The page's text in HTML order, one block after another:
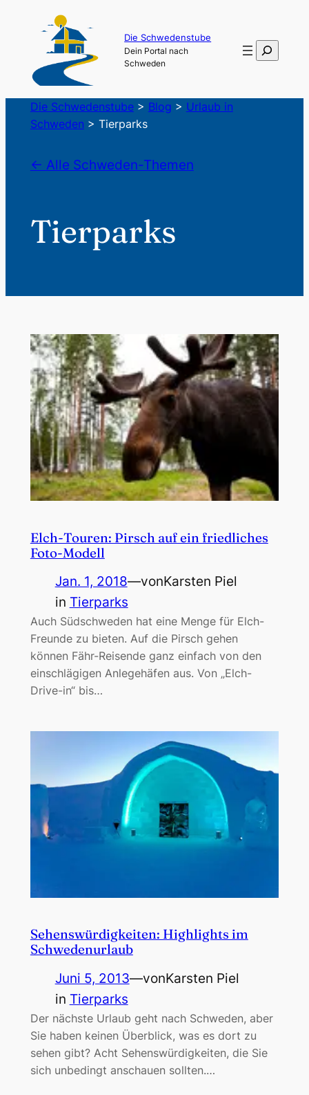
Die Schwedenstube
Dein Portal nach
Schweden
Suchen
Die Schwedenstube> Blog > Urlaub in
Schweden > Tierparks
← Alle Schweden-Themen
Tierparks
Elch-Touren: Pirsch auf ein friedliches
Foto-Modell
Jan. 1, 2018—vonKarsten Piel
in Tierparks
Auch Südschweden hat eine Menge für Elch-
Freunde zu bieten. Auf die Pirsch gehen
können Fähr-Reisende ganz einfach von den
einschlägigen Anlegehäfen aus. Von „Elch-
Drive-in“ bis…
Sehenswürdigkeiten: Highlights im
Schwedenurlaub
Juni 5, 2013—vonKarsten Piel
in Tierparks
Der nächste Urlaub geht nach Schweden, aber
Sie haben keinen Überblick, was es dort zu
sehen gibt? Acht Sehenswürdigkeiten, die Sie
sich unbedingt anschauen sollten.…